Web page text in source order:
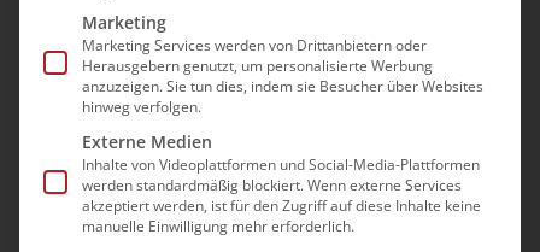
Vorherige
Veranstaltungen
Heute
Nächste
Kalender abonnieren
Marketing
Marketing Services werden von Drittanbietern oder
Herausgebern genutzt, um personalisierte Werbung
anzuzeigen. Sie tun dies, indem sie Besucher über Websites
hinweg verfolgen.
Externe Medien
Inhalte von Videoplattformen und Social-Media-Plattformen
werden standardmäßig blockiert. Wenn externe Services
akzeptiert werden, ist für den Zugriff auf diese Inhalte keine
manuelle Einwilligung mehr erforderlich.